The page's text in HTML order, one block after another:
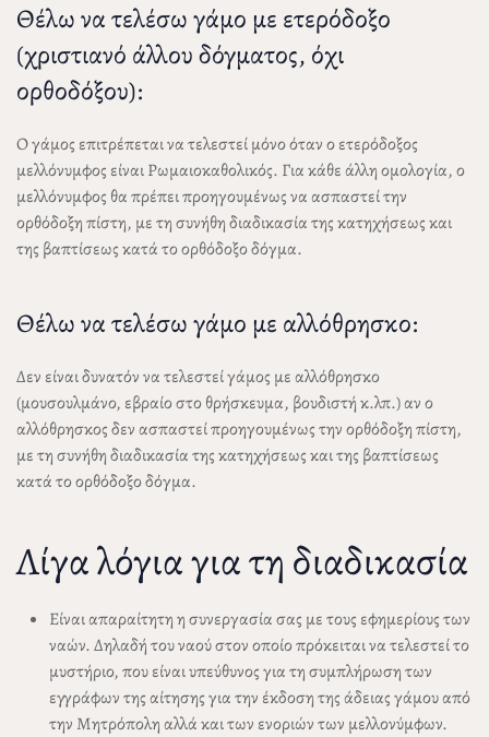
Θέλω να τελέσω γάμο με ετερόδοξο
(χριστιανό άλλου δόγματος, όχι
ορθοδόξου):
Ο γάμος επιτρέπεται να τελεστεί μόνο όταν ο ετερόδοξος
μελλόνυμφος είναι Ρωμαιοκαθολικός. Για κάθε άλλη ομολογία, ο
μελλόνυμφος θα πρέπει προηγουμένως να ασπαστεί την
ορθόδοξη πίστη, με τη συνήθη διαδικασία της κατηχήσεως και
της βαπτίσεως κατά το ορθόδοξο δόγμα.
Θέλω να τελέσω γάμο με αλλόθρησκο:
Δεν είναι δυνατόν να τελεστεί γάμος με αλλόθρησκο
(μουσουλμάνο, εβραίο στο θρήσκευμα, βουδιστή κ.λπ.) αν ο
αλλόθρησκος δεν ασπαστεί προηγουμένως την ορθόδοξη πίστη,
με τη συνήθη διαδικασία της κατηχήσεως και της βαπτίσεως
κατά το ορθόδοξο δόγμα.
Λίγα λόγια για τη διαδικασία
Είναι απαραίτητη η συνεργασία σας με τους εφημερίους των
ναών. Δηλαδή του ναού στον οποίο πρόκειται να τελεστεί το
μυστήριο, που είναι υπεύθυνος για τη συμπλήρωση των
εγγράφων της αίτησης για την έκδοση της άδειας γάμου από
την Μητρόπολη αλλά και των ενοριών των μελλονύμφων.